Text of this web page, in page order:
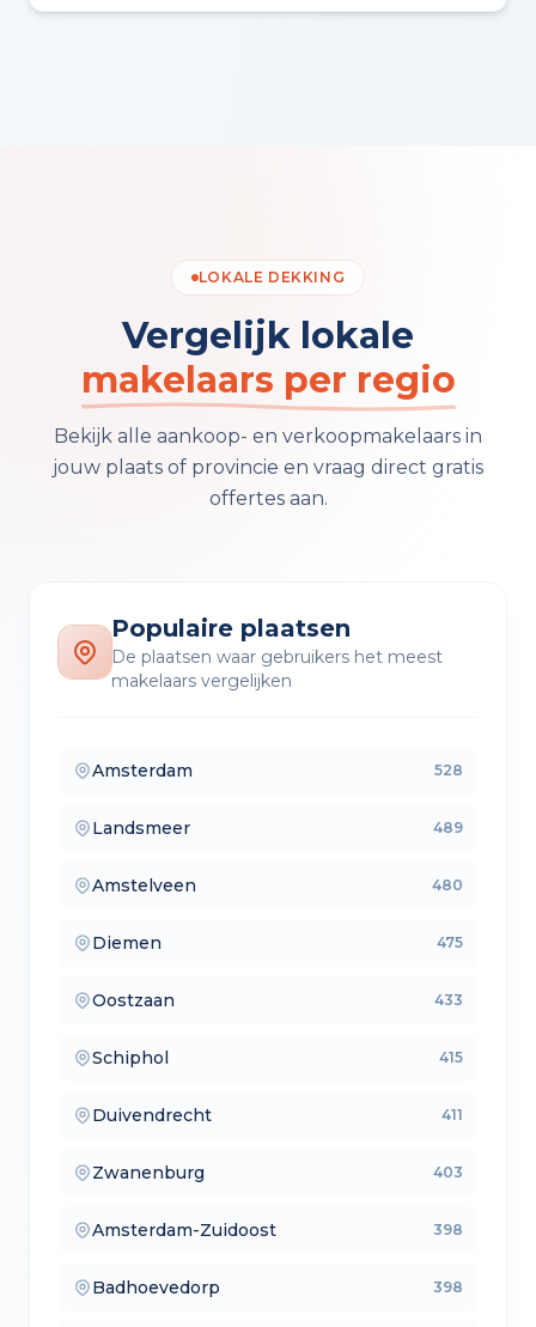
LOKALE DEKKING
Vergelijk lokale
makelaars per regio
Bekijk alle aankoop- en verkoopmakelaars in
jouw plaats of provincie en vraag direct gratis
offertes aan.
Populaire plaatsen
De plaatsen waar gebruikers het meest
makelaars vergelijken
Amsterdam
— makelaars vergelijken 528
Landsmeer
— verkoopmakelaars 489
Amstelveen
— aankoopmakelaars 480
Diemen
— lokale makelaars 475
Oostzaan
— makelaars vergelijken 433
Schiphol
— verkoopmakelaars 415
Duivendrecht
— aankoopmakelaars 411
Zwanenburg
— lokale makelaars 403
Amsterdam-Zuidoost
— makelaars vergelijken 398
Badhoevedorp
— verkoopmakelaars 398